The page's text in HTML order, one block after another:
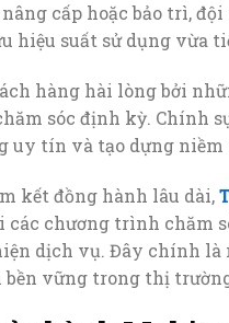
cấp hoặc bảo trì,
hiệu suất sử dụng vừa
hàng hài lòng bởi
sóc định kỳ. Chính
uy tín và tạo dựng
kết đồng hành lâu dài,
các chương trình chăm
dịch vụ. Đây chính là
vững trong thị